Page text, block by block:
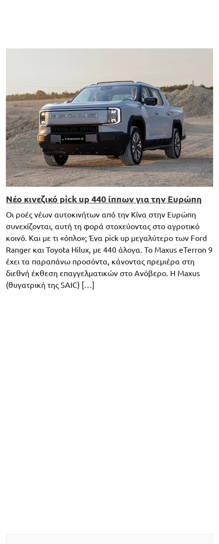
Νέο κινεζικό pick up 440 ίππων για την Ευρώπη
Οι ροές νέων αυτοκινήτων από την Κίνα στην Ευρώπη
συνεχίζονται, αυτή τη φορά στοχεύοντας στο αγροτικό
κοινό. Και με τι «όπλο»; Ένα pick up μεγαλύτερο των Ford
Ranger και Toyota Hilux, με 440 άλογα. Το Maxus eTerron 9
έχει τα παραπάνω προσόντα, κάνοντας πρεμιέρα στη
διεθνή έκθεση επαγγελματικών στο Ανόβερο. Η Maxus
(θυγατρική της SAIC) […]